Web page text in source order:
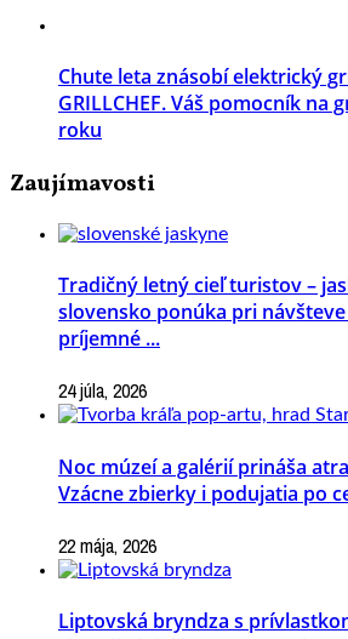
Chute leta znásobí elektrický
GRILLCHEF. Váš pomocník na
roku
Zaujímavosti
Tradičný letný cieľ turistov –
slovensko ponúka pri
príjemné ...
24 júla, 2026
Noc múzeí a galérií prináša
Vzácne zbierky i podujatia po
22 mája, 2026
Liptovská bryndza s